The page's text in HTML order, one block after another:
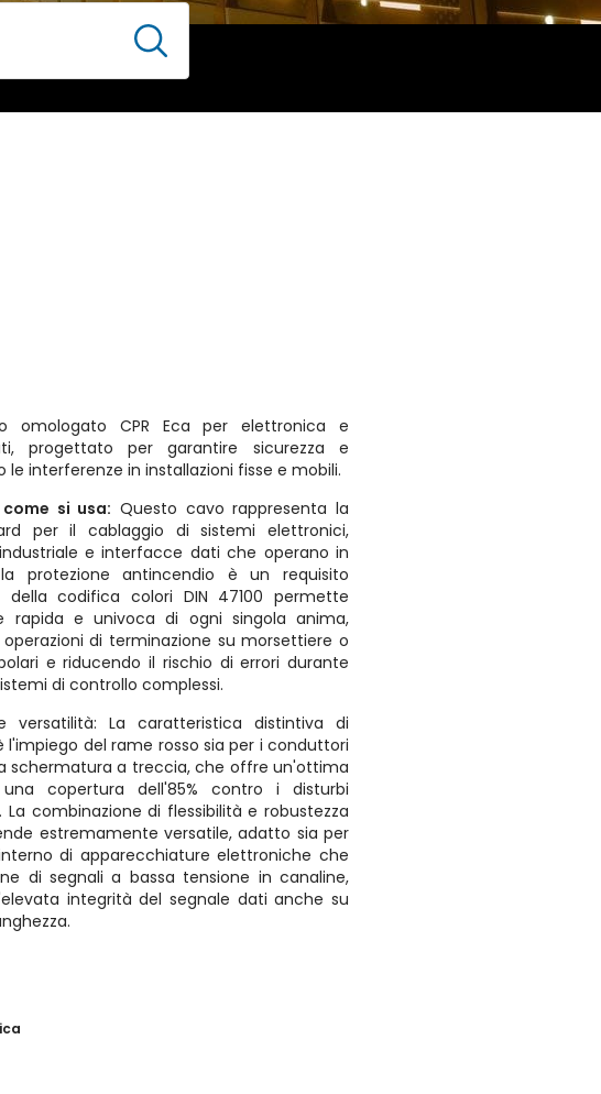
omologato CPR Eca per elettronica e
progettato per garantire sicurezza e
le interferenze in installazioni fisse e mobili.
si usa: Questo cavo rappresenta la
per il cablaggio di sistemi elettronici,
e interfacce dati che operano in
protezione antincendio è un requisito
della codifica colori DIN 47100 permette
rapida e univoca di ogni singola anima,
di terminazione su morsettiere o
e riducendo il rischio di errori durante
di controllo complessi.
versatilità: La caratteristica distintiva di
l'impiego del rame rosso sia per i conduttori
schermatura a treccia, che offre un'ottima
copertura dell'85% contro i disturbi
combinazione di flessibilità e robustezza
estremamente versatile, adatto sia per
di apparecchiature elettroniche che
di segnali a bassa tensione in canaline,
integrità del segnale dati anche su